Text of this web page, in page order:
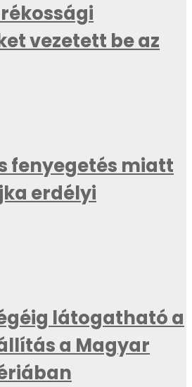
vezetett be az
fenyegetés miatt
erdélyi
látogatható a
a Magyar